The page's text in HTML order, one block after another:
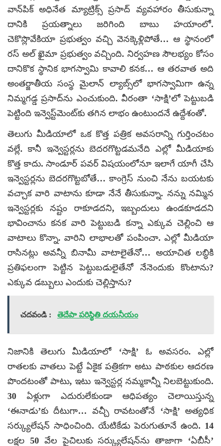
వాన్‌పిక్ అధినేత మ్యాట్రిక్స్ ప్రసాద్ వ్యవహారం తీసుకున్నా
దానికి ప్రయత్నాలు జరిగింది బాబు హయాంలో.
చెకొస్లొవేకియా ప్రభుత్వం వచ్చి వెనక్కెళ్లిపోతే… ఆ స్థానంలో
రస్ అల్ ఖైమా ప్రభుత్వం వచ్చింది. నిర్వహణ సౌలభ్యం కోసం
దానికొక స్థానిక భాగస్వామి కావాలి కనక… ఆ తరవాత అది
అంతర్జాతీయ సంస్థ మైలాన్ ల్యాబ్స్‌లో భాగస్వామిగా ఉన్న
నిమ్మగడ్డ ప్రసాద్‌ను ఎంచుకుంది. వీరంతా ‘సాక్షి’లో పెట్టుబడి
పెట్టింది ఇన్వెస్ట్‌మెంట్‌కు తగిన లాభం ఉంటుందనే ఉద్దేశంతో.
తెలుగు మీడియాలో ఒక కొత్త పత్రిక అవసరాన్ని గుర్తించటం
వల్లే. కానీ ఇన్వెస్టర్లను బెదరగొట్టడమనేది ఎల్లో మీడియాకు
కొత్త కాదు. సాండూర్ పవర్ విషయంలోనూ ఇలాగే యాగీ చేసి
ఇన్వెస్టర్లను బెదరగొట్టబోతే… కాంగ్రెస్ నుంచి నేను బయటకు
వచ్చాక వారి వాటాను కూడా నేనే తీసుకున్నా. నన్ను నమ్మిన
ఇన్వెస్టర్లకు నష్టం రాకూడదని, ఇబ్బందులు ఉండకూడదని
భావించాను కనక వారి పెట్టుబడి కన్నా ఎక్కువ చెల్లించి ఆ
వాటాలు కొన్నా. వారిని లాభాలతో పంపించా. ఎల్లో మీడియా
రాసినట్లు అవన్నీ బినామీ వాటాలైతేనో… అయాచిత లబ్ధికి
ప్రతిఫలంగా పెట్టిన పెట్టుబడులైతేనో నేనెందుకు కొంటాను?
ఎక్కువ డబ్బులు ఎందుకు చెల్లిస్తాను?
చదవండి : తెదేపా పరిస్థితి దయనీయం
నిజానికి తెలుగు మీడియాలో ‘సాక్షి’ ఓ అవసరం. ఎల్లో
రాతలకు వాతలు పెట్టే ఏకైక పత్రికగా అటు పాఠకుల ఆదరణ
పొందటంతో పాటు, ఇటు ఇన్వెస్టర్ల నమ్మకాన్నీ నిలబెట్టుకుంది.
30 ఏళ్లుగా ఎదురులేకుండా ఆధిపత్యం చెలాయిస్తున్న
‘ఈనాడు’కు దీటుగా… వచ్చీ రావటంతోనే ‘సాక్షి’ అత్యధిక
సర్క్యులేషన్ సాధించింది. యేటికేడు పెరుగుతూనే ఉంది. 14
లక్షల 50 వేల పైచిలుకు సర్క్యులేషన్‌ను తాజాగా ‘ఏబీసీ’